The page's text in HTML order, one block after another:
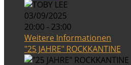
03/09/2025
20:00 - 23:00
Weitere Informationen
"25 JAHRE" ROCKKANTINE